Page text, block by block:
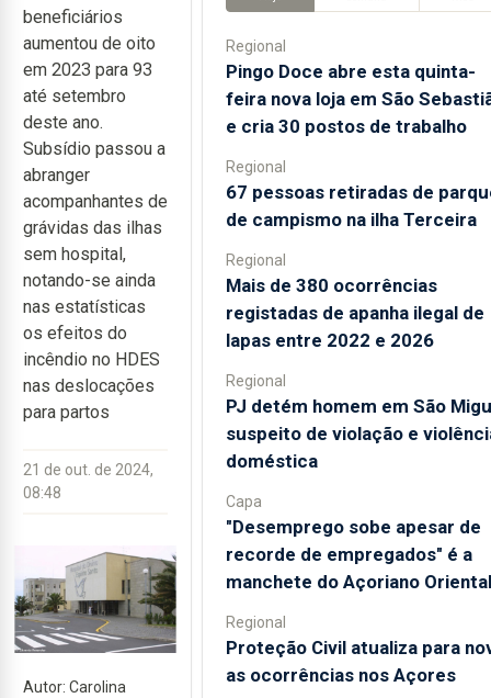
beneficiários
aumentou de oito
em 2023 para 93
até setembro
deste ano.
Subsídio passou a
abranger
acompanhantes de
grávidas das ilhas
sem hospital,
notando-se ainda
nas estatísticas
os efeitos do
incêndio no HDES
nas deslocações
para partos
21 de out. de 2024,
08:48
Autor: Carolina
Regional
Pingo Doce abre esta quinta-
feira nova loja em São
e cria 30 postos de trabalho
Regional
67 pessoas retiradas de
de campismo na ilha Terceira
Regional
Mais de 380 ocorrências
registadas de apanha ilegal de
lapas entre 2022 e 2026
Regional
PJ detém homem em São
suspeito de violação e
doméstica
Capa
"Desemprego sobe apesar de
recorde de empregados" é a
manchete do Açoriano Oriental
Regional
Proteção Civil atualiza para
as ocorrências nos Açores